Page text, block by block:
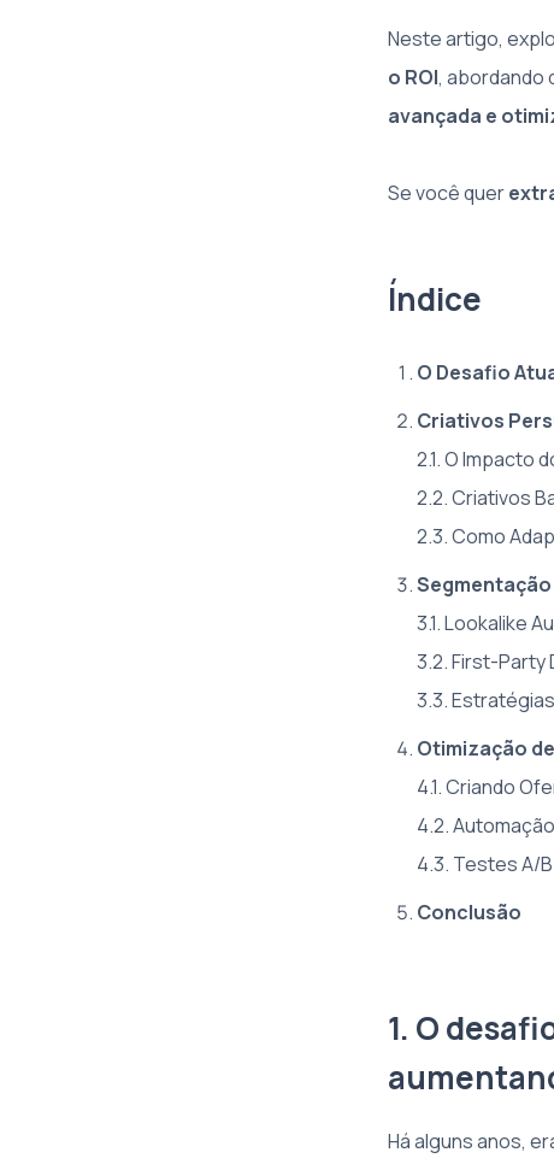
Neste artigo,
o ROI, abordando
avançada e
Se você quer
Índice
O Desafio
Criativos
2.1. O Impacto
2.2. Criativos
2.3. Como
3.1. Lookalike
3.2. First-Party
3.3.
Otimização
4.1. Criando
4.2.
4.3. Testes A/
Conclusão
1. O
Há alguns anos,